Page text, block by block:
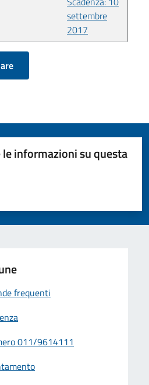
settembre
2017
informazioni su questa
su 5
su 5
5
frequenti
011/9614111